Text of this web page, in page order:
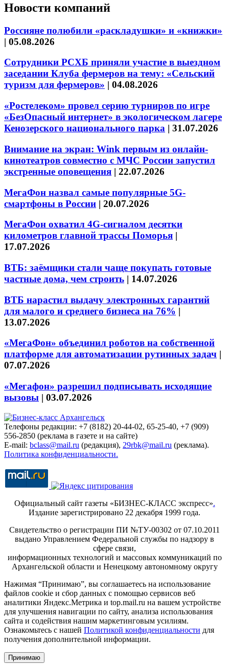
Новости компаний
Россияне полюбили «раскладушки» и «книжки»
| 05.08.2026
Сотрудники РСХБ приняли участие в выездном
заседании Клуба фермеров на тему: «Сельский
туризм для фермеров» | 04.08.2026
«Ростелеком» провел серию турниров по игре
«БезОпасный интернет» в экологическом лагере
Кенозерского национального парка | 31.07.2026
Внимание на экран: Wink первым из онлайн-
кинотеатров совместно с МЧС России запустил
экстренные оповещения | 22.07.2026
МегаФон назвал самые популярные 5G-
смартфоны в России | 20.07.2026
МегаФон охватил 4G-сигналом десятки
километров главной трассы Поморья |
17.07.2026
ВТБ: заёмщики стали чаще покупать готовые
частные дома, чем строить | 14.07.2026
ВТБ нарастил выдачу электронных гарантий
для малого и среднего бизнеса на 76% |
13.07.2026
«МегаФон» объединил роботов на собственной
платформе для автоматизации рутинных задач |
07.07.2026
«Мегафон» разрешил подписывать исходящие
вызовы | 03.07.2026
Телефоны редакции: +7 (8182) 20-44-02, 65-25-40, +7 (909)
556-2850 (реклама в газете и на сайте)
E-mail: bclass@mail.ru (редакция), 29rbk@mail.ru (реклама).
Политика конфиденциальности.
Официальный сайт газеты «БИЗНЕС-КЛАСС экспресс».
Издание зарегистрировано 22 декабря 1999 года.
Свидетельство о регистрации ПИ №ТУ-00302 от 07.10.2011
выдано Управлением Федеральной службы по надзору в
сфере связи,
информационных технологий и массовых коммуникаций по
Архангельской области и Ненецкому автономному округу
Нажимая “Принимаю”, вы соглашаетесь на использование
файлов cookie и сбор данных с помощью сервисов веб
аналитики Яндекс.Метрика и top.mail.ru на вашем устройстве
для улучшения навигации по сайту, анализа использования
сайта и содействия нашим маркетинговым усилиям.
Ознакомьтесь с нашей Политикой конфиденциальности для
получения дополнительной информации.
Принимаю